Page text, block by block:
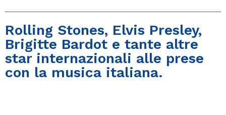
Rolling Stones, Elvis Presley,
Brigitte Bardot e tante altre
star internazionali alle prese
con la musica italiana.